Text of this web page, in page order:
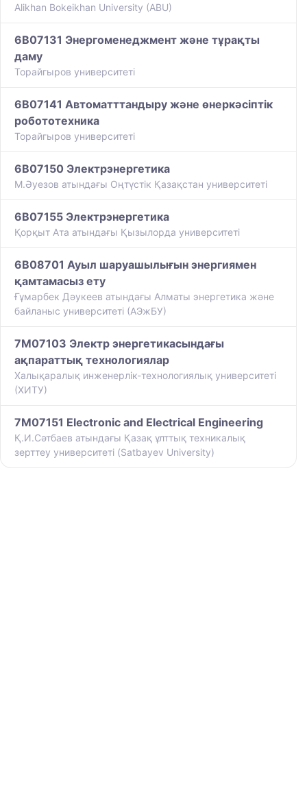
Alikhan Bokeikhan University (ABU)
6B07131 Энергоменеджмент және тұрақты
даму
Торайгыров университеті
6B07141 Автоматттандыру және өнеркәсіптік
робототехника
Торайгыров университеті
6B07150 Электрэнергетика
М.Әуезов атындағы Оңтүстік Қазақстан университеті
6B07155 Электрэнергетика
Қорқыт Ата атындағы Қызылорда университеті
6B08701 Ауыл шаруашылығын энергиямен
қамтамасыз ету
Ғұмарбек Дәукеев атындағы Алматы энергетика және
байланыс университеті (АЭжБУ)
7M07103 Электр энергетикасындағы
ақпараттық технологиялар
Халықаралық инженерлік-технологиялық университеті
(ХИТУ)
7M07151 Electronic and Electrical Engineering
Қ.И.Сәтбаев атындағы Қазақ ұлттық техникалық
зерттеу университеті (Satbayev University)